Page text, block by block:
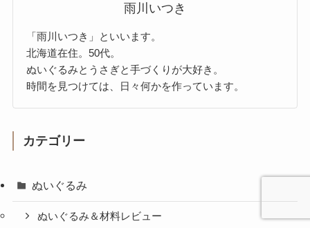
雨川いつき
「雨川いつき」といいます。
北海道在住。50代。
ぬいぐるみとうさぎと手づくりが大好き。
時間を見つけては、日々何かを作っています。
カテゴリー
ぬいぐるみ
ぬいぐるみ＆材料レビュー